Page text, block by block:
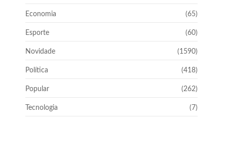
Economia (65)
Esporte (60)
Novidade (1590)
Política (418)
Popular (262)
Tecnologia (7)